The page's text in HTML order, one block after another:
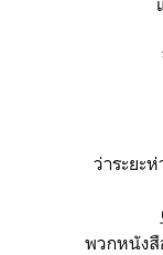
ว่าระยะ
พวกหนัง